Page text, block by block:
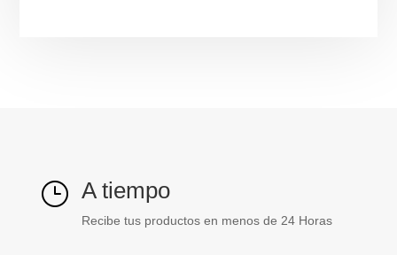
} A tiempo
Recibe tus productos en menos de 24 Horas